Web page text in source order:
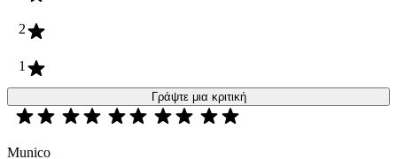
2
1
Γράψτε μια κριτική
Munico